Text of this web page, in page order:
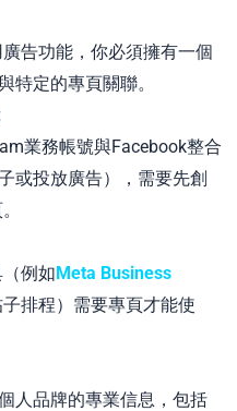
告功能，你必須擁有一個
特定的專頁關聯。
業務帳號與Facebook整合
或投放廣告），需要先創
例如Meta Business
子排程）需要專頁才能使
人品牌的專業信息，包括